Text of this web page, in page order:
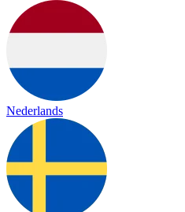
Nederlands